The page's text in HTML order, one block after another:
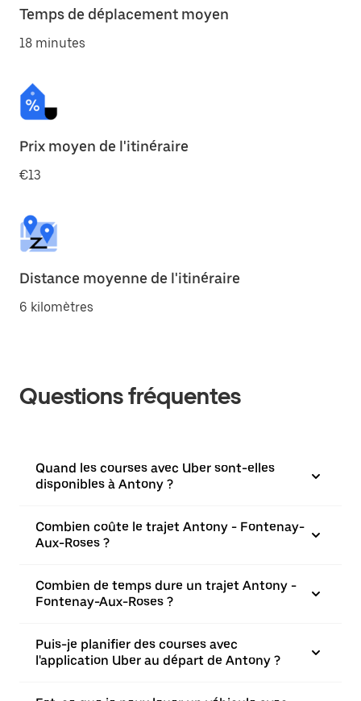
Temps de déplacement moyen
18 minutes
Prix moyen de l'itinéraire
€13
Distance moyenne de l'itinéraire
6 kilomètres
Questions fréquentes
Quand les courses avec Uber sont-elles
disponibles à Antony ?
Combien coûte le trajet Antony - Fontenay-
Aux-Roses ?
Combien de temps dure un trajet Antony -
Fontenay-Aux-Roses ?
Puis-je planifier des courses avec
l'application Uber au départ de Antony ?